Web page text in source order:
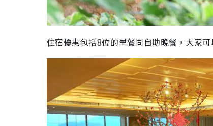
住宿優惠包括8位的早餐同自助晚餐，大家